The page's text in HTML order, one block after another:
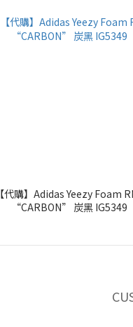
【代購】Adidas Yeezy Foam
“CARBON” 炭黑 IG5349